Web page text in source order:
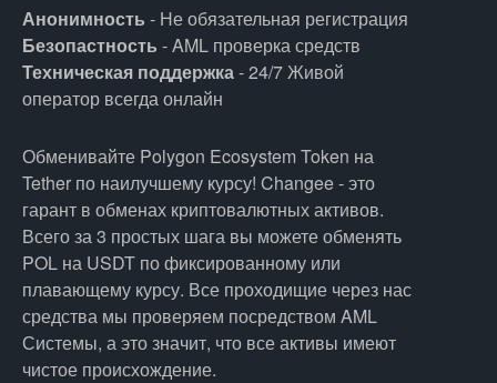
Анонимность - Не обязательная регистрация
Безопастность - AML проверка средств
Техническая поддержка- 24/7 Живой
оператор всегда онлайн
Обменивайте Polygon Ecosystem Token на
Tether по наилучшему курсу! Changee - это
гарант в обменах криптовалютных активов.
Всего за 3 простых шага вы можете обменять
POL на USDT по фиксированному или
плавающему курсу. Все проходищие через нас
средства мы проверяем посредством AML
Системы, а это значит, что все активы имеют
чистое происхождение.